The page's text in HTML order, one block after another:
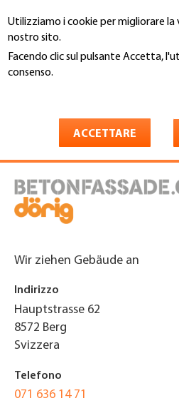
Utilizziamo i cookie per migliorare la
nostro sito.
Facendo clic sul pulsante Accetta,
consenso.
ACCETTARE
al
contenuto
principale
You
Fassadenbau AG
Wir ziehen Gebäude an
Indirizzo
Hauptstrasse 62
8572 Berg
Svizzera
Telefono
071 636 14 71